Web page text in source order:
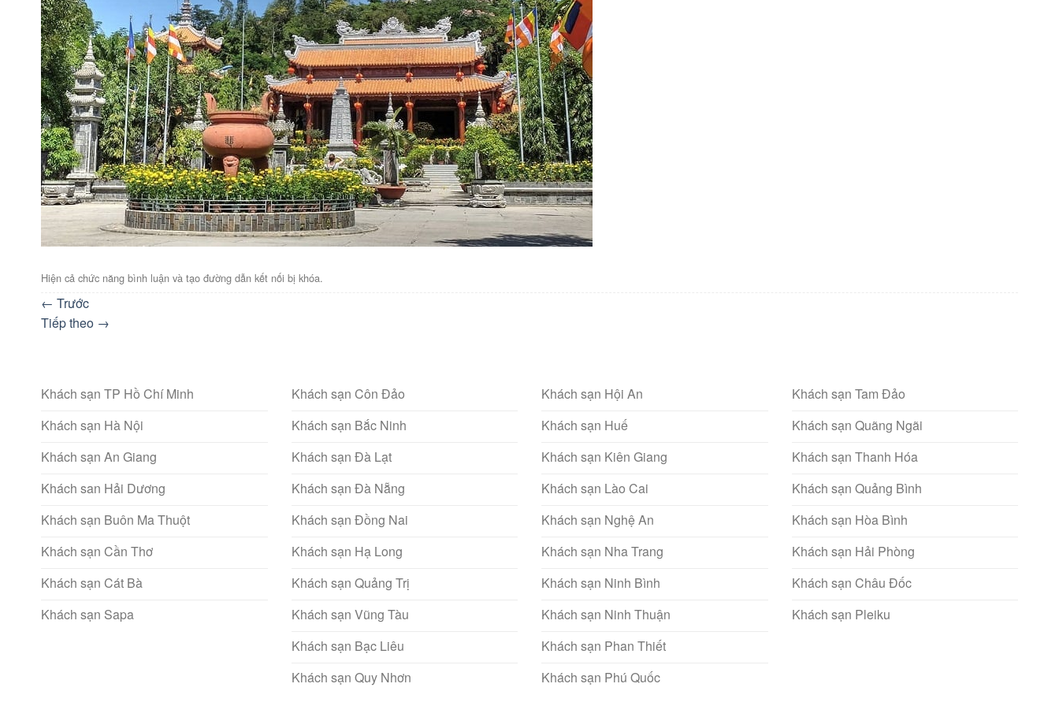
Hiện cả chức năng bình luận và tạo đường dẫn kết nối bị khóa.
← Trước
Tiếp theo →
Khách sạn TP Hồ Chí Minh
Khách sạn Hà Nội
Khách sạn An Giang
Khách san Hải Dương
Khách sạn Buôn Ma Thuột
Khách sạn Cần Thơ
Khách sạn Cát Bà
Khách sạn Sapa
Khách sạn Côn Đảo
Khách sạn Bắc Ninh
Khách sạn Đà Lạt
Khách sạn Đà Nẵng
Khách sạn Đồng Nai
Khách sạn Hạ Long
Khách sạn Quảng Trị
Khách sạn Vũng Tàu
Khách sạn Bạc Liêu
Khách sạn Quy Nhơn
Khách sạn Hội An
Khách sạn Huế
Khách sạn Kiên Giang
Khách sạn Lào Cai
Khách sạn Nghệ An
Khách sạn Nha Trang
Khách sạn Ninh Bình
Khách sạn Ninh Thuận
Khách sạn Phan Thiết
Khách sạn Phú Quốc
Khách sạn Tam Đảo
Khách sạn Quãng Ngãi
Khách sạn Thanh Hóa
Khách sạn Quảng Bình
Khách sạn Hòa Bình
Khách sạn Hải Phòng
Khách sạn Châu Đốc
Khách sạn Pleiku